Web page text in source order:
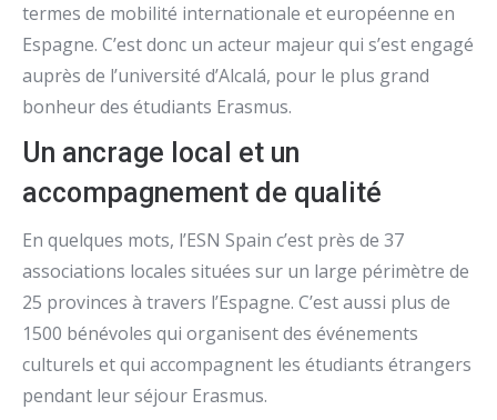
termes de mobilité internationale et européenne en
Espagne. C’est donc un acteur majeur qui s’est engagé
auprès de l’université d’Alcalá, pour le plus grand
bonheur des étudiants Erasmus.
Un ancrage local et un
accompagnement de qualité
En quelques mots, l’ESN Spain c’est près de 37
associations locales situées sur un large périmètre de
25 provinces à travers l’Espagne. C’est aussi plus de
1500 bénévoles qui organisent des événements
culturels et qui accompagnent les étudiants étrangers
pendant leur séjour Erasmus.